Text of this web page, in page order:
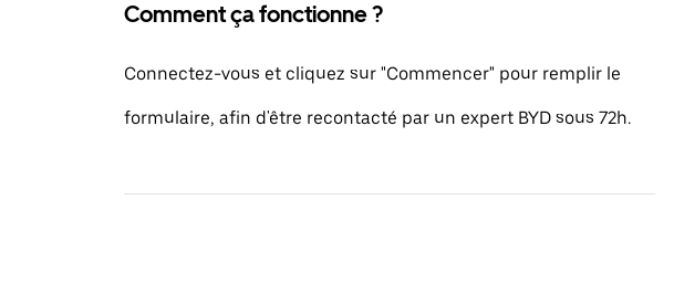
Comment ça fonctionne ?
Connectez-vous et cliquez sur "Commencer" pour remplir le
formulaire, afin d'être recontacté par un expert BYD sous 72h.